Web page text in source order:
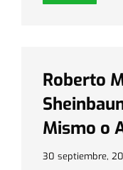
Roberto
Mismo o
30 septiembre,